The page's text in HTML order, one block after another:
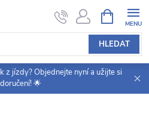
HLEDAT
NÁKUPNÍ
KOŠÍK
z jízdy? Objednejte nyní a užijte si
🌟